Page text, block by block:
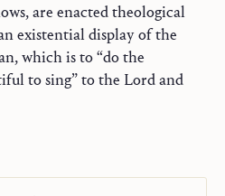
are enacted theological
existential display of the
which is to “do the
to sing” to the Lord and